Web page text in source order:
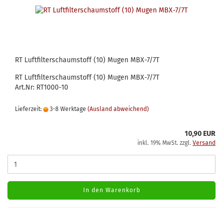
RT Luftfilterschaumstoff (10) Mugen MBX-7/7T
RT Luftfilterschaumstoff (10) Mugen MBX-7/7T
Art.Nr: RT1000-10
Lieferzeit: 3-8 Werktage (Ausland abweichend)
10,90 EUR
inkl. 19% MwSt. zzgl. Versand
In den Warenkorb